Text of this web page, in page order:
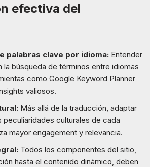
efectiva del
palabras clave por idioma: Entender
la búsqueda de términos entre idiomas
como Google Keyword Planner
valiosos.
Más allá de la traducción, adaptar
peculiaridades culturales de cada
mayor engagement y relevancia.
Todos los componentes del sitio,
hasta el contenido dinámico, deben